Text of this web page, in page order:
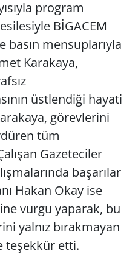
program
BİGACEM
basın mensuplarıyla
Karakaya,
üstlendiği hayati
görevlerini
tüm
Gazeteciler
başarılar
Hakan Okay ise
vurgu yaparak, bu
yalnız bırakmayan
teşekkür etti.